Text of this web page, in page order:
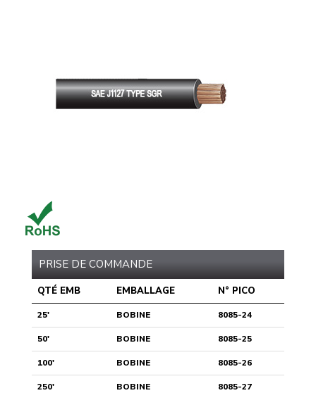
PRISE DE COMMANDE
QTÉ EMB EMBALLAGE N° PICO
25' BOBINE 8085-24
50' BOBINE 8085-25
100' BOBINE 8085-26
250' BOBINE 8085-27